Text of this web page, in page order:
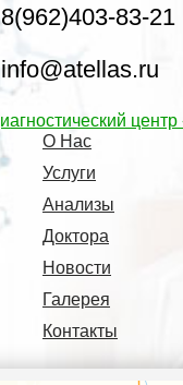
8(962)403-83-21
info@atellas.ru
О Нас
Услуги
Анализы
Доктора
Новости
Галерея
Контакты